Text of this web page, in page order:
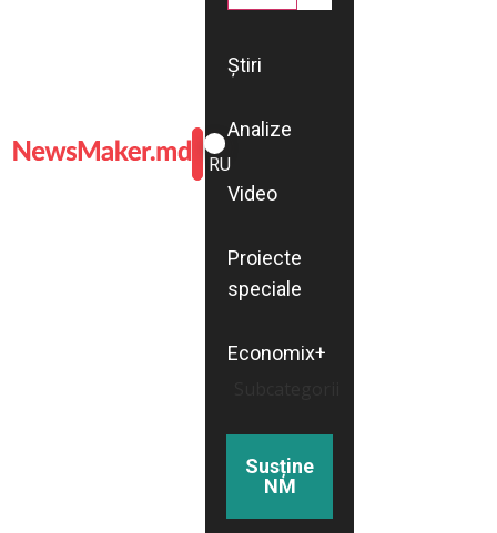
ROMÂNĂ
RU
Știri
Analize
Video
Proiecte
speciale
Economix+
Susține
NM